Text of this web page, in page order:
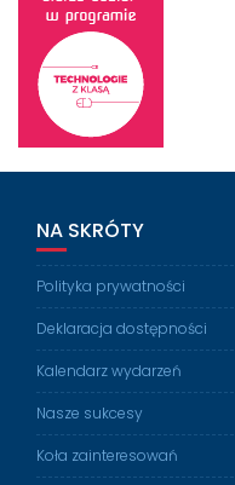
NA SKRÓTY
Polityka prywatności
Deklaracja dostępności
Kalendarz wydarzeń
Nasze sukcesy
Koła zainteresowań